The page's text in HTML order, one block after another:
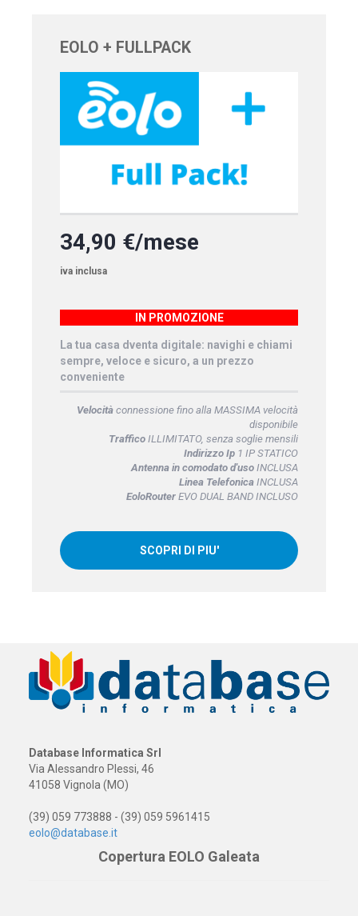
EOLO + FULLPACK
34,90 €/mese
iva inclusa
IN PROMOZIONE
La tua casa dventa digitale: navighi e chiami
sempre, veloce e sicuro, a un prezzo
conveniente
Velocitàconnessione fino alla MASSIMA velocità
disponibile
TrafficoILLIMITATO, senza soglie mensili
Indirizzo Ip1 IP STATICO
Antenna in comodato d'usoINCLUSA
Linea TelefonicaINCLUSA
EoloRouterEVO DUAL BAND INCLUSO
SCOPRI DI PIU'
Database Informatica Srl
Via Alessandro Plessi, 46
41058 Vignola (MO)
(39) 059 773888 - (39) 059 5961415
eolo@database.it
Copertura EOLO Galeata